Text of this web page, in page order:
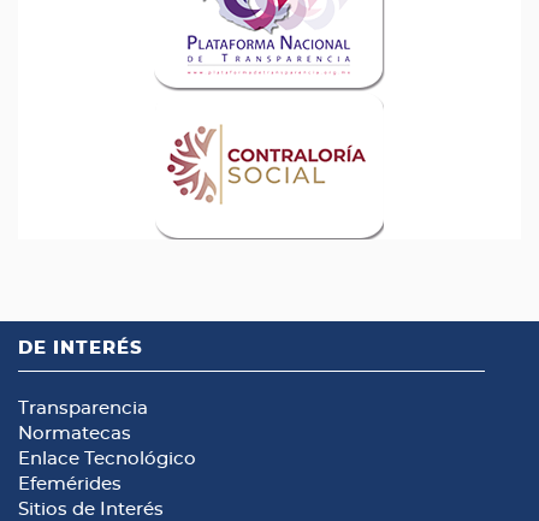
DE INTERÉS
Transparencia
Normatecas
Enlace Tecnológico
Efemérides
Sitios de Interés